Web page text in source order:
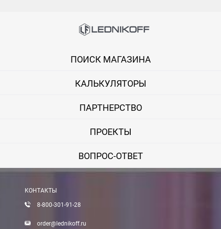
ПОИСК МАГАЗИНА
КАЛЬКУЛЯТОРЫ
ПАРТНЕРСТВО
ПРОЕКТЫ
ВОПРОС-ОТВЕТ
КОНТАКТЫ
8-800-301-91-28
order@lednikoff.ru